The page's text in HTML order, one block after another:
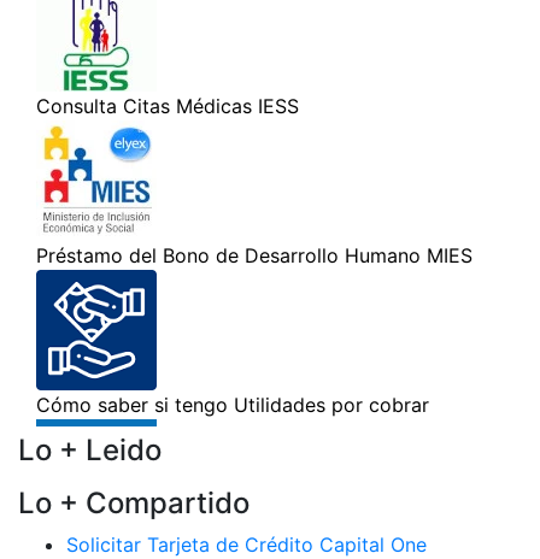
Lo + Leido
Lo + Compartido
Solicitar Tarjeta de Crédito Capital One